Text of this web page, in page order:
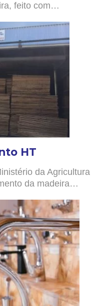
feito com…
HT
da Agricultura
da madeira…